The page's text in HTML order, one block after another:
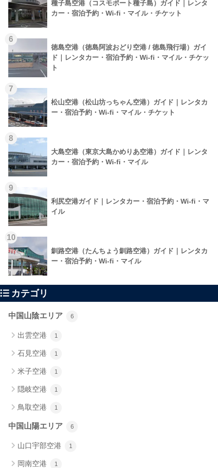
種子島空港（コスモポート種子島）ガイド｜レンタ
カー・宿泊予約・Wi-fi・マイル・チケット
6
徳島空港（徳島阿波おどり空港 / 徳島飛行場）ガイ
ド｜レンタカー・宿泊予約・Wi-fi・マイル・チケッ
ト
7
松山空港（松山坊っちゃん空港）ガイド｜レンタカ
ー・宿泊予約・Wi-fi・マイル・チケット
8
大島空港（東京大島かめりあ空港）ガイド｜レンタ
カー・宿泊予約・Wi-fi・マイル
9
利尻空港ガイド｜レンタカー・宿泊予約・Wi-fi・マ
イル
10
釧路空港（たんちょう釧路空港）ガイド｜レンタカ
ー・宿泊予約・Wi-fi・マイル
カテゴリ
中国山陰エリア 6
出雲空港 1
石見空港 1
米子空港 1
隠岐空港 1
鳥取空港 1
中国山陽エリア 6
山口宇部空港 1
岡南空港 1